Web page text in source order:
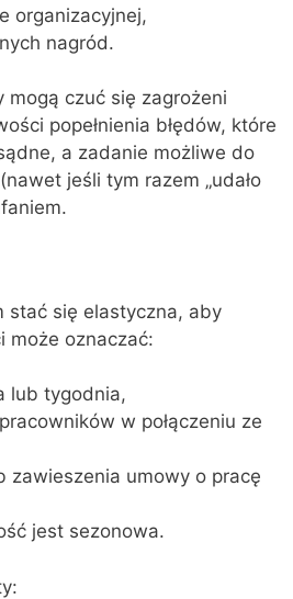
organizacyjnej,
nagród.
czuć się zagrożeni
popełnienia błędów, które
a zadanie możliwe do
jeśli tym razem „udało
stać się elastyczna, aby
może oznaczać:
lub tygodnia,
w połączeniu ze
zawieszenia umowy o pracę
jest sezonowa.